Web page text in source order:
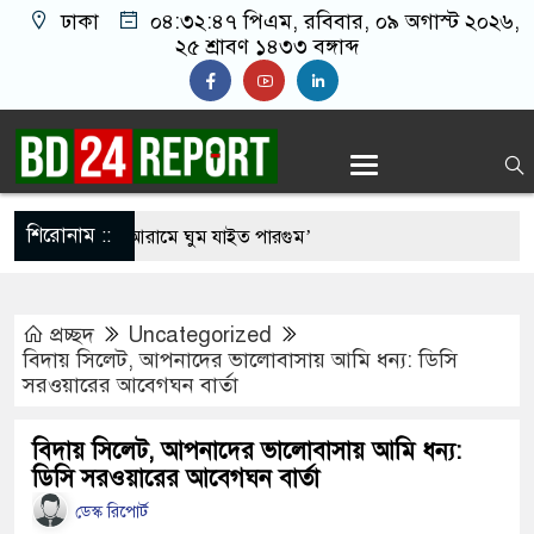
ঢাকা ০৪:৩২:৪৮ পিএম, রবিবার, ০৯ অগাস্ট ২০২৬,
২৫ শ্রাবণ ১৪৩৩ বঙ্গাব্দ
শিরোনাম ::
জিয়ার ঘরত আরামে ঘুম যাইত পারগুম’
ইরান যুদ্ধে বাংলাদেশের ক্ষতি প্রায় ৪ বিলিয়ন ডলার: মির্জা
খাস কামরা ভাঙচুরের অভিযোগ বিএনপি নেতাকর্মীদের
প্রচ্ছদ
Uncategorized
বিদায় সিলেট, আপনাদের ভালোবাসায় আমি ধন্য: ডিসি
সরওয়ারের আবেগঘন বার্তা
বিদায় সিলেট, আপনাদের ভালোবাসায় আমি ধন্য:
ডিসি সরওয়ারের আবেগঘন বার্তা
ডেস্ক রিপোর্ট